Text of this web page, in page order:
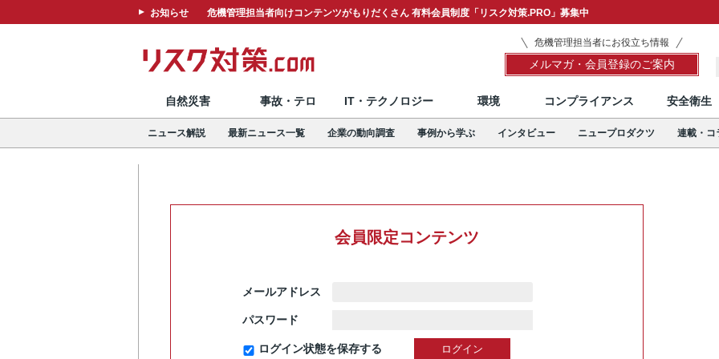
お知らせ 危機管理担当者向けコンテンツがもりだくさん 有料会員制度「リスク対策.PRO」募集中
危機管理担当者にお役立ち情報
メルマガ・会員登録のご案内
自然災害 事故・テロ IT・テクノロジー 環境 コンプライアンス 安全衛生
ニュース解説 最新ニュース一覧 企業の動向調査 事例から学ぶ インタビュー ニュープロダクツ 連載・コ
会員限定コンテンツ
メールアドレス
パスワード
ログイン状態を保存する